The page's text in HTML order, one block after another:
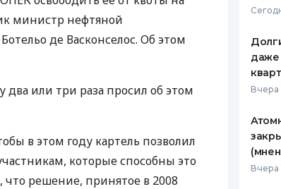
КЕШБЭКА
ВСЕ
министр нефтяной
де Васконселос. Об этом
или три раза просил об этом
в этом году картель позволил
которые способны это
решение, принятое в 2008
даже
Вчера
Вчера